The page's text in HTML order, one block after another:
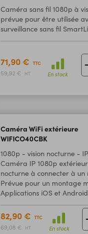
Caméra sans fil 1080p à
prévue pour être utilisée
surveillance sans fil
71,90 € TTC
59,92 € HT En stock
Caméra WiFi extérieure
WIFICO40CBK
1080p - vision nocturne -
Caméra IP 1080p
nocturne à connecter à un
Prévue pour un montage
Applications iOS et
visualiser le flux vidéo et
détection sonore ou de
82,90 € TTC
69,08 € HT En stock